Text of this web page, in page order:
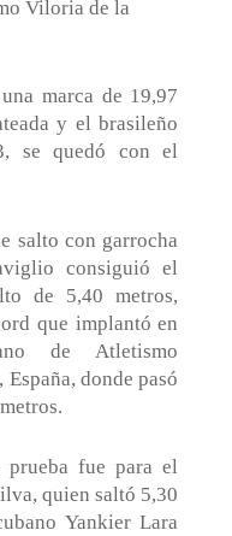
Viloria de la
marca de 19,97
y el brasileño
se quedó con el
salto con garrocha
consiguió el
de 5,40 metros,
que implantó en
de Atletismo
donde pasó
prueba fue para el
quien saltó 5,30
Yankier Lara